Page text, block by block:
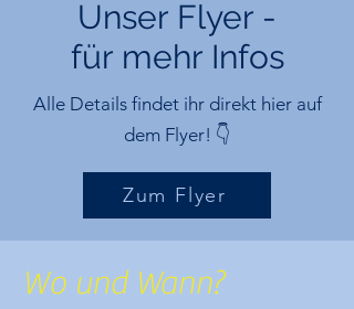
Unser Flyer -
für mehr Infos
Alle Details findet ihr direkt hier auf
dem Flyer! 👇
Zum Flyer
Wo und Wann?